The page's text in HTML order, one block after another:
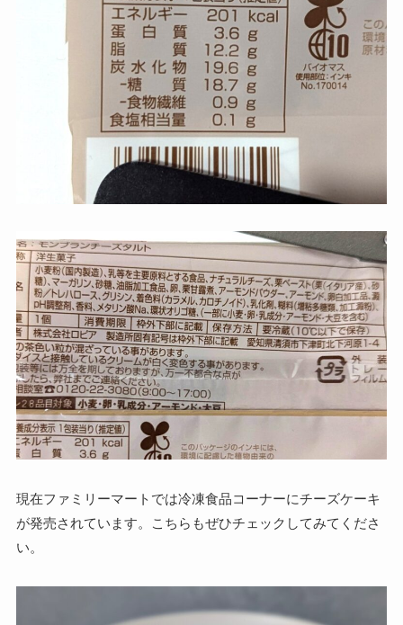
現在ファミリーマートでは冷凍食品コーナーにチーズケーキ
が発売されています。こちらもぜひチェックしてみてくださ
い。